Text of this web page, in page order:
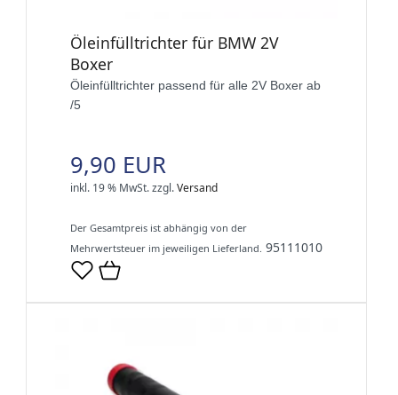
Öleinfülltrichter für BMW 2V
Boxer
Öleinfülltrichter passend für alle 2V Boxer ab
/5
9,90 EUR
inkl. 19 % MwSt.zzgl.Versand
Der Gesamtpreis ist abhängig von der
Mehrwertsteuer im jeweiligen Lieferland. 95111010